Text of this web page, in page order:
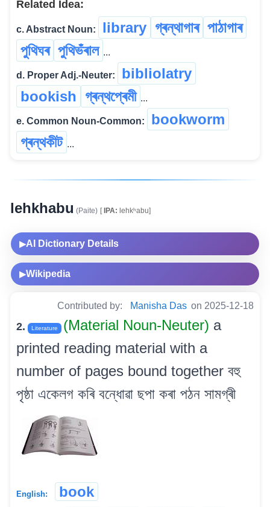
Related Idea:
c. Abstract Noun: library গ্ৰন্থাগাৰ পাঠাগাৰ
পুথিঘৰ পুথিভঁৰাল ...
d. Proper Adj.-Neuter:
bibliolatry
bookish গ্ৰন্থপ্ৰেমী ...
e. Common Noun-Common:
bookworm
গ্ৰন্থকীট ...
lehkhabu (Paite) [IPA: lehkʰabu]
▶AI Dictionary Details
▶Wikipedia
Contributed by: Manisha Das on 2025-12-18
2. Literature (Material Noun-Neuter) a
printed reading material with a
number of pages bound together বহু
পৃষ্ঠা একেলগ কৰি বন্ধোৱা ছপা কৰা পঠন সামগ্ৰী
English: book